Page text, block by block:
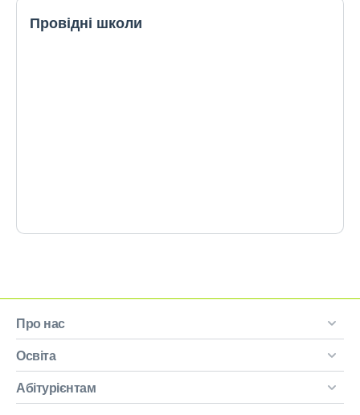
Провідні школи
Про нас
Освіта
Абітурієнтам